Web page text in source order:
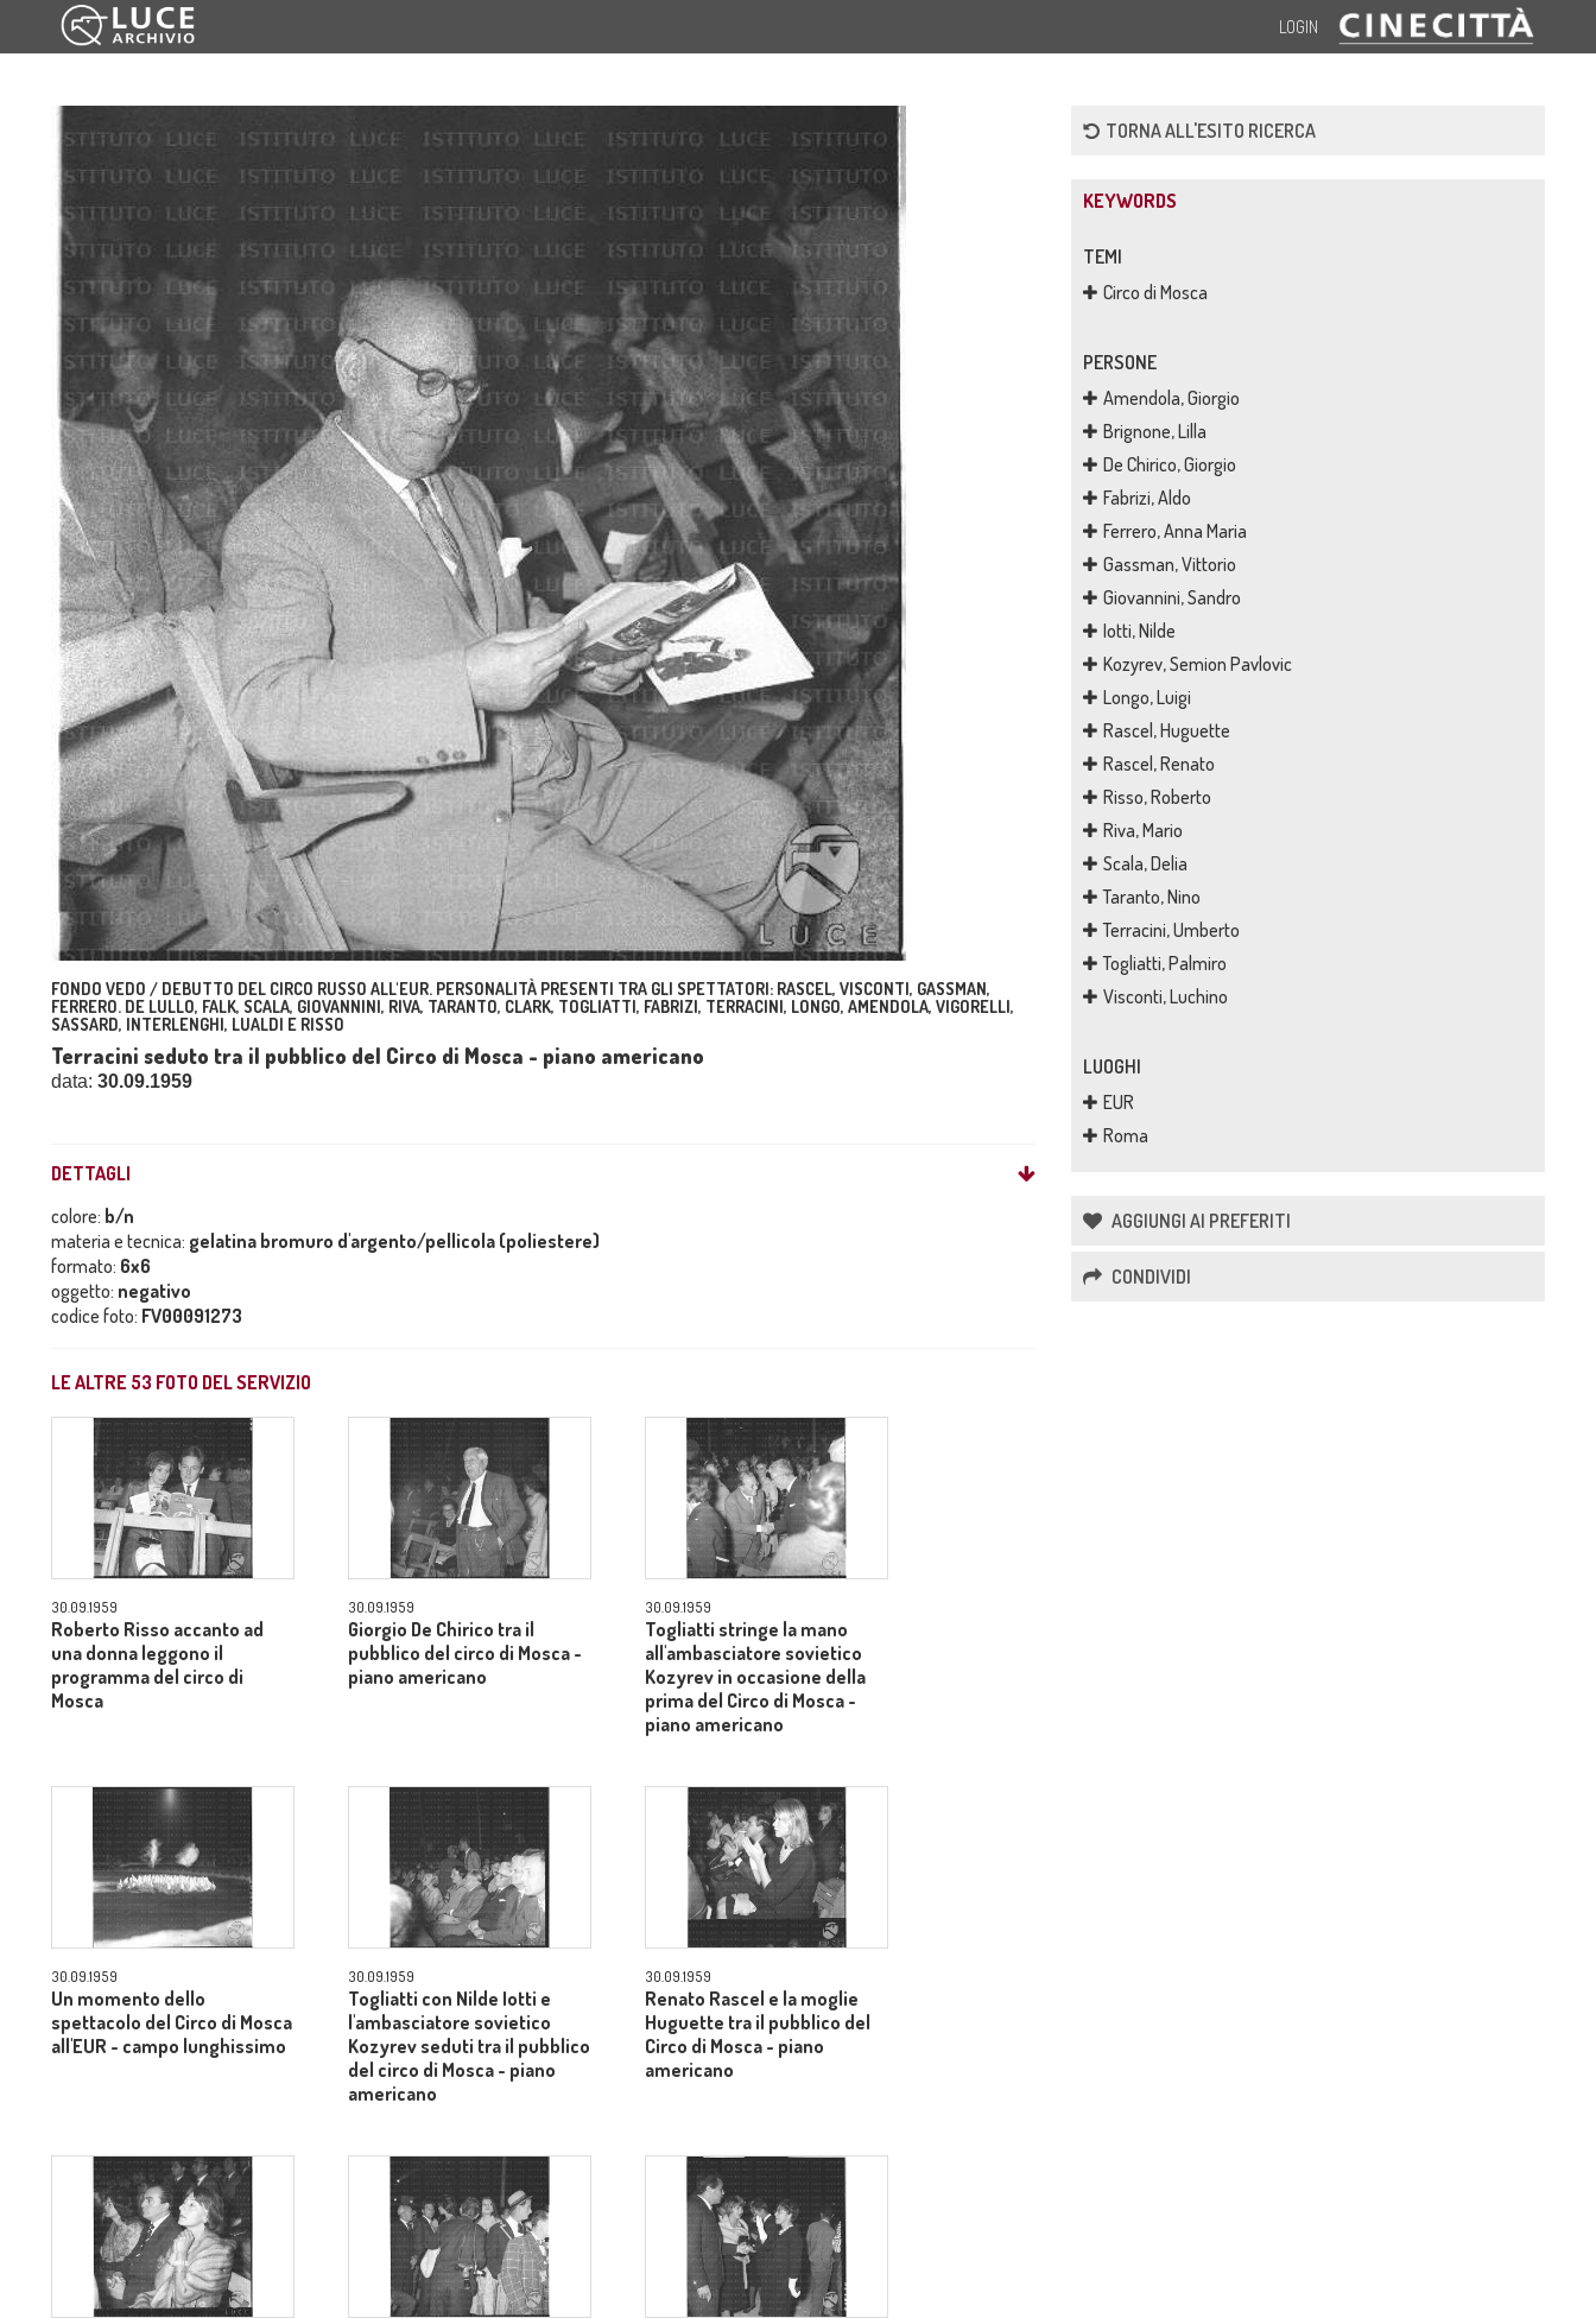
LOGIN
FONDO VEDO / DEBUTTO DEL CIRCO RUSSO ALL'EUR. PERSONALITÀ PRESENTI TRA GLI SPETTATORI: RASCEL, VISCONTI, GASSMAN,
FERRERO. DE LULLO, FALK, SCALA, GIOVANNINI, RIVA, TARANTO, CLARK, TOGLIATTI, FABRIZI, TERRACINI, LONGO, AMENDOLA, VIGORELLI,
SASSARD, INTERLENGHI, LUALDI E RISSO
Terracini seduto tra il pubblico del Circo di Mosca - piano americano
data: 30.09.1959
DETTAGLI
colore: b/n
materia e tecnica: gelatina bromuro d'argento/pellicola (poliestere)
formato: 6x6
oggetto: negativo
codice foto: FV00091273
LE ALTRE 53 FOTO DEL SERVIZIO
30.09.1959
Roberto Risso accanto ad
una donna leggono il
programma del circo di
Mosca
30.09.1959
Giorgio De Chirico tra il
pubblico del circo di Mosca -
piano americano
30.09.1959
Togliatti stringe la mano
all'ambasciatore sovietico
Kozyrev in occasione della
prima del Circo di Mosca -
piano americano
30.09.1959
Un momento dello
spettacolo del Circo di Mosca
all'EUR - campo lunghissimo
30.09.1959
Togliatti con Nilde Iotti e
l'ambasciatore sovietico
Kozyrev seduti tra il pubblico
del circo di Mosca - piano
americano
30.09.1959
Renato Rascel e la moglie
Huguette tra il pubblico del
Circo di Mosca - piano
americano
TORNA ALL'ESITO RICERCA
KEYWORDS
TEMI
Circo di Mosca
PERSONE
Amendola, Giorgio
Brignone, Lilla
De Chirico, Giorgio
Fabrizi, Aldo
Ferrero, Anna Maria
Gassman, Vittorio
Giovannini, Sandro
Iotti, Nilde
Kozyrev, Semion Pavlovic
Longo, Luigi
Rascel, Huguette
Rascel, Renato
Risso, Roberto
Riva, Mario
Scala, Delia
Taranto, Nino
Terracini, Umberto
Togliatti, Palmiro
Visconti, Luchino
LUOGHI
EUR
Roma
AGGIUNGI AI PREFERITI
CONDIVIDI